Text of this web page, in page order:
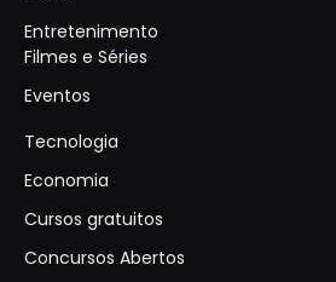
Entretenimento
Filmes e Séries
Eventos
Tecnologia
Economia
Cursos gratuitos
Concursos Abertos